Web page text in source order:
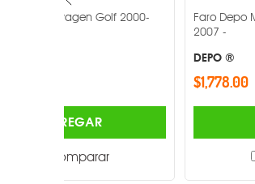
Faro Depo Mitsubishi Lancer 2004-